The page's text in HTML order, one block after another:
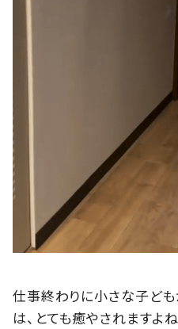
仕事終わりに小さな子ど
は、とても癒やされますよ